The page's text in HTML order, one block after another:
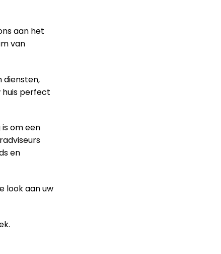
aan het
van
diensten,
huis perfect
om een
en
look aan uw